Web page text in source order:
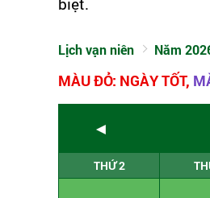
Lịch vạn niên Năm
MÀU ĐỎ: NGÀY TỐT,
◄
THỨ 2